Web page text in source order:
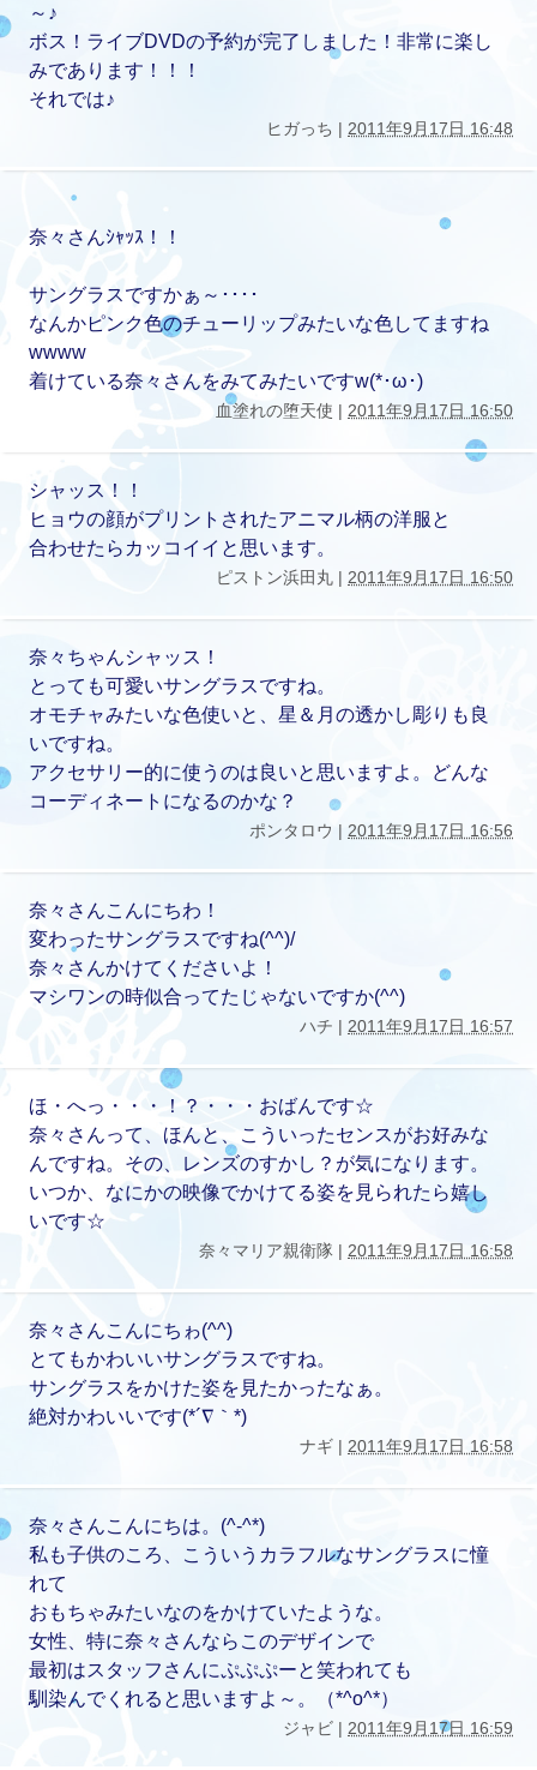
～♪
ボス！ライブDVDの予約が完了しました！非常に楽し
みであります！！！
それでは♪
ヒガっち | 2011年9月17日 16:48
奈々さんｼｬｯｽ！！
サングラスですかぁ～････
なんかピンク色のチューリップみたいな色してますね
wwww
着けている奈々さんをみてみたいですw(*･ω･)
血塗れの堕天使 | 2011年9月17日 16:50
シャッス！！
ヒョウの顔がプリントされたアニマル柄の洋服と
合わせたらカッコイイと思います。
ピストン浜田丸 | 2011年9月17日 16:50
奈々ちゃんシャッス！
とっても可愛いサングラスですね。
オモチャみたいな色使いと、星＆月の透かし彫りも良
いですね。
アクセサリー的に使うのは良いと思いますよ。どんな
コーディネートになるのかな？
ポンタロウ | 2011年9月17日 16:56
奈々さんこんにちわ！
変わったサングラスですね(^^)/
奈々さんかけてくださいよ！
マシワンの時似合ってたじゃないですか(^^)
ハチ | 2011年9月17日 16:57
ほ・へっ・・・！？・・・おばんです☆
奈々さんって、ほんと、こういったセンスがお好みな
んですね。その、レンズのすかし？が気になります。
いつか、なにかの映像でかけてる姿を見られたら嬉し
いです☆
奈々マリア親衛隊 | 2011年9月17日 16:58
奈々さんこんにちゎ(^^)
とてもかわいいサングラスですね。
サングラスをかけた姿を見たかったなぁ。
絶対かわいいです(*´∇｀*)
ナギ | 2011年9月17日 16:58
奈々さんこんにちは。(^-^*)
私も子供のころ、こういうカラフルなサングラスに憧
れて
おもちゃみたいなのをかけていたような。
女性、特に奈々さんならこのデザインで
最初はスタッフさんにぷぷぷーと笑われても
馴染んでくれると思いますよ～。（*^o^*）
ジャビ | 2011年9月17日 16:59